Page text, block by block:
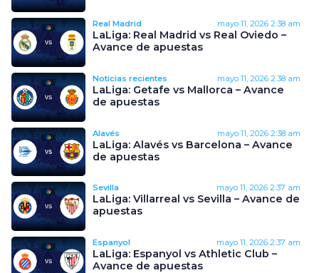
Real Madrid mayo 11, 2026 2:38 am
LaLiga: Real Madrid vs Real Oviedo –
Avance de apuestas
Noticias recientes mayo 11, 2026 2:38 am
LaLiga: Getafe vs Mallorca – Avance
de apuestas
Alavés mayo 11, 2026 2:38 am
LaLiga: Alavés vs Barcelona – Avance
de apuestas
Sevilla mayo 11, 2026 2:37 am
LaLiga: Villarreal vs Sevilla – Avance de
apuestas
Espanyol mayo 11, 2026 2:37 am
LaLiga: Espanyol vs Athletic Club –
Avance de apuestas